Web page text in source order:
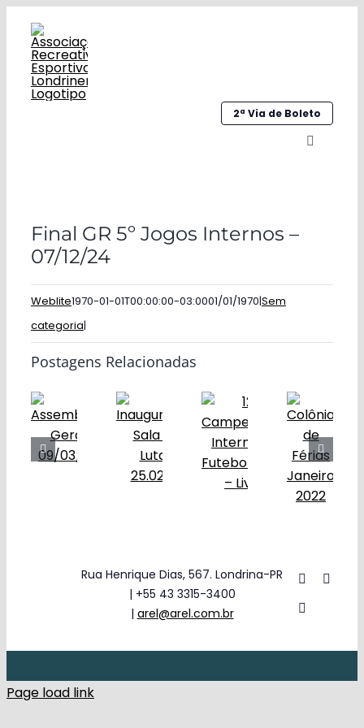
para
conteúdo
2ª Via de Boleto
Alternar
Institucional
Esportes
Sociocultural
Contato
Final GR 5º Jogos Internos –
07/12/24
Weblite1970-01-01T00:00:00-03:0001/01/1970|Sem
categoria|
Postagens Relacionadas
Rua Henrique Dias, 567. Londrina-PR
| +55 43 3315-3400
| arel@arel.com.br
Page load link